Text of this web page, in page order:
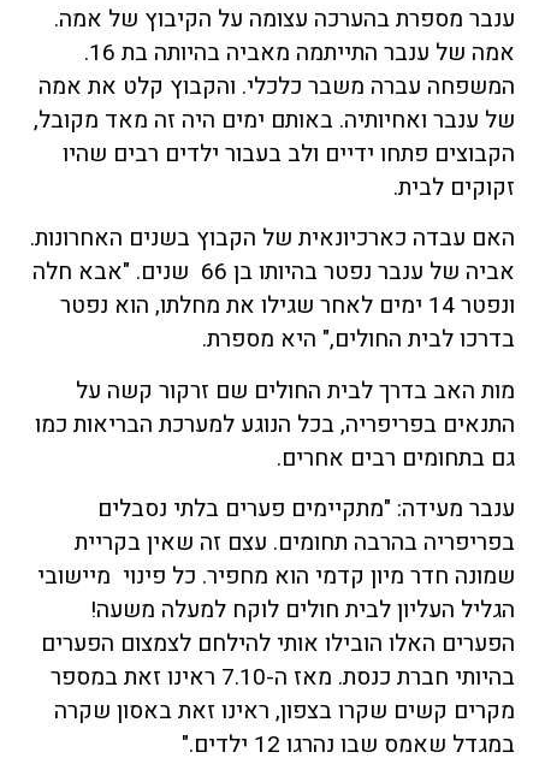
ענבר מספרת בהערכה עצומה על הקיבוץ של אמה.
אמה של ענבר התייתמה מאביה בהיותה בת 16.
המשפחה עברה משבר כלכלי. והקבוץ קלט את אמה
של ענבר ואחיותיה. באותם ימים היה זה מאד מקובל,
הקבוצים פתחו ידיים ולב בעבור ילדים רבים שהיו
זקוקים לבית.
האם עבדה כארכיונאית של הקבוץ בשנים האחרונות.
אביה של ענבר נפטר בהיותו בן 66 שנים. "אבא חלה
ונפטר 14 ימים לאחר שגילו את מחלתו, הוא נפטר
בדרכו לבית החולים," היא מספרת.
מות האב בדרך לבית החולים שם זרקור קשה על
התנאים בפריפריה, בכל הנוגע למערכת הבריאות כמו
גם בתחומים רבים אחרים.
ענבר מעידה: "מתקיימים פערים בלתי נסבלים
בפריפריה בהרבה תחומים. עצם זה שאין בקריית
שמונה חדר מיון קדמי הוא מחפיר. כל פינוי מיישובי
הגליל העליון לבית חולים לוקח למעלה משעה!
הפערים האלו הובילו אותי להילחם לצמצום הפערים
בהיותי חברת כנסת. מאז ה-7.10 ראינו זאת במספר
מקרים קשים שקרו בצפון, ראינו זאת באסון שקרה
במגדל שאמס שבו נהרגו 12 ילדים."